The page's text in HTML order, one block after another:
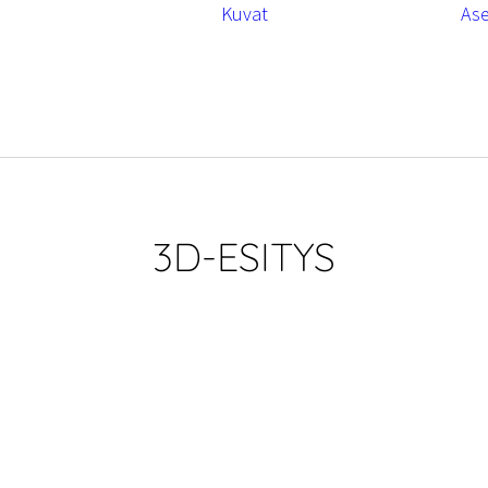
Kuvat
3D-ESITYS